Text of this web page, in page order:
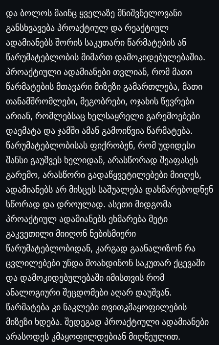
და ბოლოს მაინც ყველაზე მნიშვნელოვანი
განსხვავება პროაქტიულ და რეაქტიულ
ადამიანებს შორის საკუთარი წარმატების ან
წარუმატებლობის მიმართ დამოკიდებულებაშია.
პროაქტიული ადამიანები თვლიან, რომ მათი
წარმატების მთავარი მიზეზი გამართლება, მათი
თანამშრომლები, მეგობრები, ოჯახის წევრები
არიან, რომლებსაც ხელსაყრელი გარემოებები
დაემატა და ჯამში ამან გამოიწვია წარმატება.
წარუმატებლობისას ფიქრობენ, რომ უდიდესი
შანსი გაუშვეს ხელიდან, არასწორად შეაფასეს
გარემო, არასწორი გადაწყვეტილებები მიიღეს,
ადამიანებს არ მისცეს საშუალება დახმარებოდნენ
სწორად და დროულად. ასეთი მიდგომა
პროაქტიულ ადამიანებს ეხმარება მეტი
გაკვეთილი მიიღონ ნებისმიერი
წარუმატებლობიდან, კარგად გაანალიზონ რა
ცვლილებები უნდა მოახდინონ საკუთარ ქცევაში
და დამოკიდებულებაში იმისთვის რომ
ანალოგიური შეცდომები აღარ დაუშვან.
წარმატება კი ნაკლები თვითკმაყოფილების
მიზეზი ხდება. შედეგად პროაქტიული ადამიანები
არასოდეს კმაყოფილდებიან მიღწეულით.